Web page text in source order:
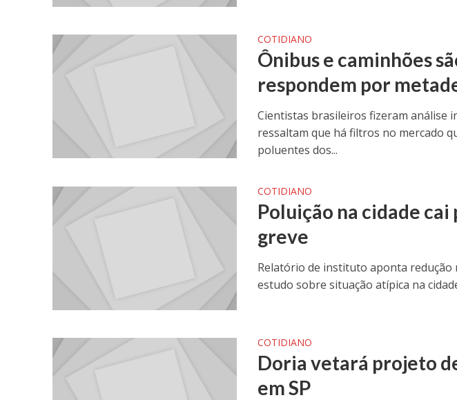
COTIDIANO
Ônibus e caminhões
respondem por
Cientistas brasileiros fizeram análise
ressaltam que há filtros no mercado
poluentes dos...
COTIDIANO
Poluição na cidade
greve
Relatório de instituto aponta redução
estudo sobre situação atípica na
COTIDIANO
Doria vetará projeto
em SP